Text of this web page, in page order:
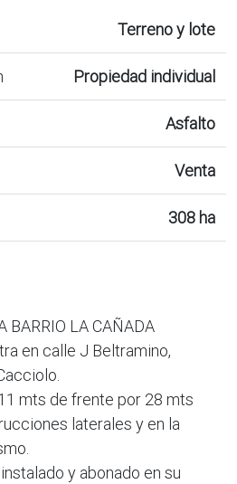
Terreno y lote
Propiedad individual
Asfalto
Venta
308 ha
BARRIO LA CAÑADA
en calle J Beltramino,
mts de frente por 28 mts
laterales y en la
y abonado en su